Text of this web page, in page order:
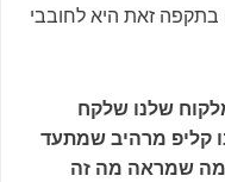
בתקפה זאת היא לחובבי
שלנו שלקח
קליפ מרהיב שמתעד
שמראה מה זה